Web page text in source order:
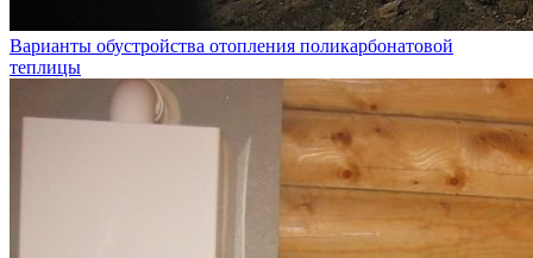
Варианты обустройства отопления поликарбонатовой
теплицы